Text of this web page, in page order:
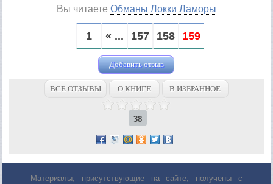
Вы читаете Обманы Локки Ламоры
1 « ... 157 158 159
Добавить отзыв
ВСЕ ОТЗЫВЫ О КНИГЕ В ИЗБРАННОЕ
38
Материалы, присутствующие на сайте, получены с